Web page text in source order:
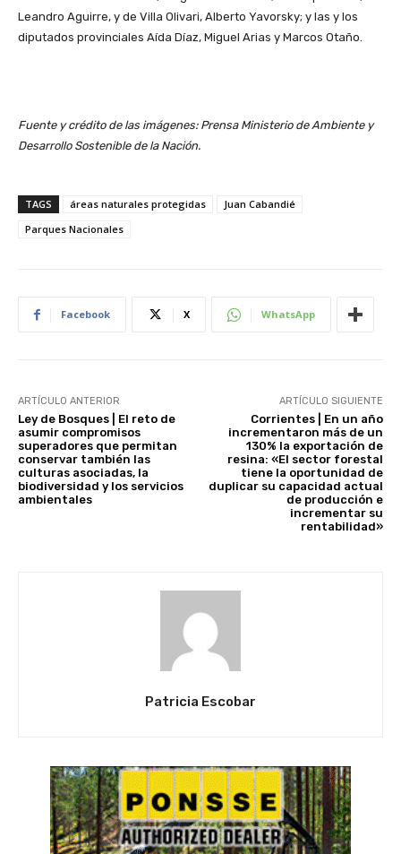
Leandro Aguirre, y de Villa Olivari, Alberto Yavorsky; y las y los
diputados provinciales Aída Díaz, Miguel Arias y Marcos Otaño.
Fuente y crédito de las imágenes: Prensa Ministerio de Ambiente y
Desarrollo Sostenible de la Nación.
TAGS áreas naturales protegidas
Juan Cabandié
Parques Nacionales
Facebook X WhatsApp
ARTÍCULO ANTERIOR
Ley de Bosques | El reto de
asumir compromisos
superadores que permitan
conservar también las
culturas asociadas, la
biodiversidad y los servicios
ambientales
ARTÍCULO SIGUIENTE
Corrientes | En un año
incrementaron más de un
130% la exportación de
resina: «El sector forestal
tiene la oportunidad de
duplicar su capacidad actual
de producción e
incrementar su
rentabilidad»
Patricia Escobar